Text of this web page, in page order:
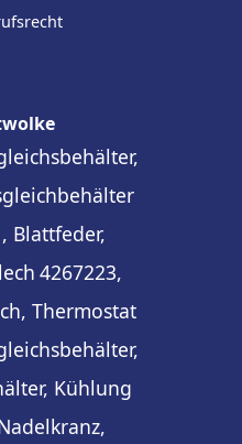
Blattfeder,
4267223,
Thermostat
Kühlung